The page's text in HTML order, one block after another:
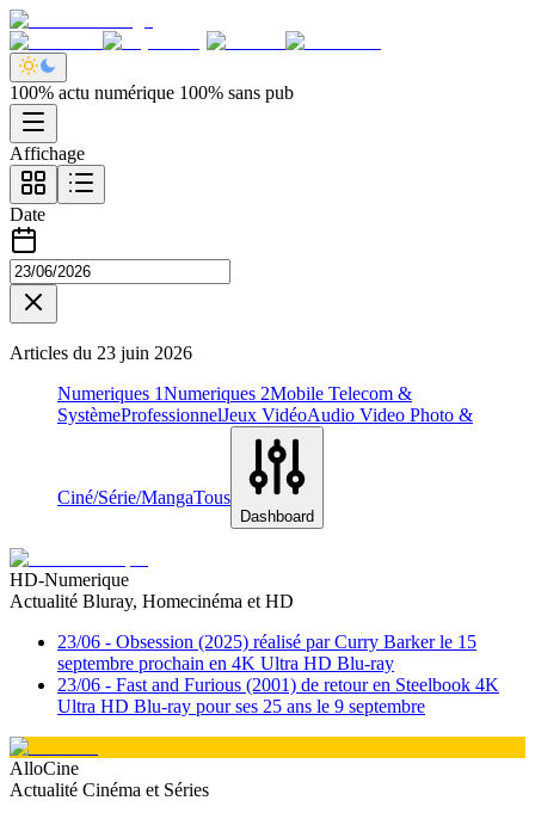
100% actu numérique 100% sans pub
Affichage
Date
Articles du 23 juin 2026
Numeriques 1Numeriques 2Mobile Telecom &
SystèmeProfessionnelJeux VidéoAudio Video Photo &
Ciné/Série/MangaTous
Dashboard
HD-Numerique
Actualité Bluray, Homecinéma et HD
23/06 - Obsession (2025) réalisé par Curry Barker le 15
septembre prochain en 4K Ultra HD Blu-ray
23/06 - Fast and Furious (2001) de retour en Steelbook 4K
Ultra HD Blu-ray pour ses 25 ans le 9 septembre
AlloCine
Actualité Cinéma et Séries